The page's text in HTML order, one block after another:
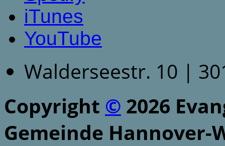
iTunes
YouTube
Walderseestr. 10 |
Copyright © 2026
Gemeinde Hannover-